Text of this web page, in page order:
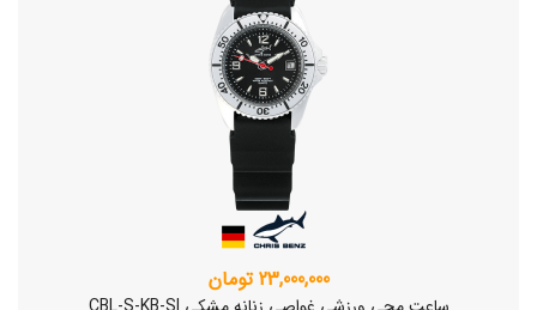
23,000,000 تومان